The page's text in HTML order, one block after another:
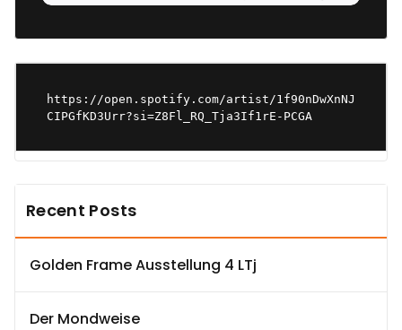
https://open.spotify.com/artist/1f90nDwXnNJ
CIPGfKD3Urr?si=Z8Fl_RQ_Tja3If1rE-PCGA
Recent Posts
Golden Frame Ausstellung 4 LTj
Der Mondweise